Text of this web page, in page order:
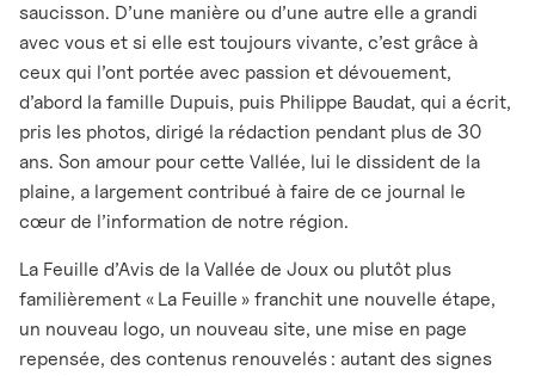
saucisson. D’une manière ou d’une autre elle a grandi
avec vous et si elle est toujours vivante, c’est grâce à
ceux qui l’ont portée avec passion et dévouement,
d’abord la famille Dupuis, puis Philippe Baudat, qui a écrit,
pris les photos, dirigé la rédaction pendant plus de 30
ans. Son amour pour cette Vallée, lui le dissident de la
plaine, a largement contribué à faire de ce journal le
cœur de l’information de notre région.
La Feuille d’Avis de la Vallée de Joux ou plutôt plus
familièrement « La Feuille » franchit une nouvelle étape,
un nouveau logo, un nouveau site, une mise en page
repensée, des contenus renouvelés : autant des signes